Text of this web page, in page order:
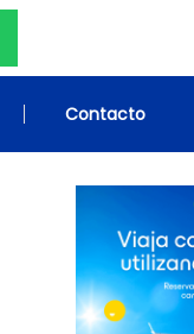
Contacto